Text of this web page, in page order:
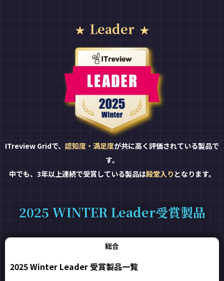
Leader
ITreview Gridで、 認知度・満足度が共に高く評価されている製品で
す。
中でも、3年以上連続で受賞している製品は殿堂入り となります。
2025 WINTER Leader受賞製品
総合
2025 Winter Leader 受賞製品一覧